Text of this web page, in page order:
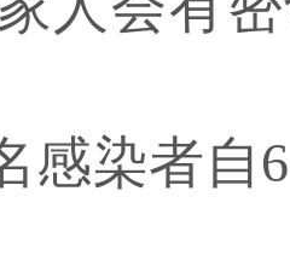
感染者自